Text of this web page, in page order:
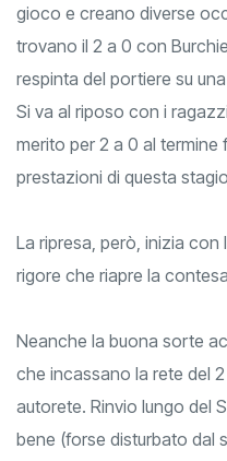
gioco e creano diverse
trovano il 2 a 0 con
respinta del portiere su
Si va al riposo con i
merito per 2 a 0 al termine
prestazioni di questa
La ripresa, però, inizia con
rigore che riapre la
Neanche la buona sorte
che incassano la rete del
autorete. Rinvio lungo del
bene (forse disturbato dal